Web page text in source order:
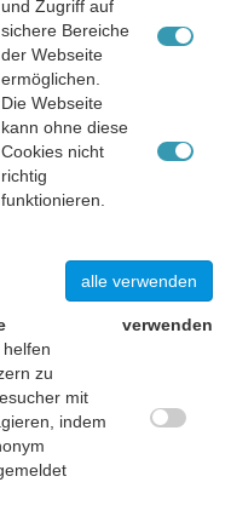
und Zugriff auf
sichere Bereiche
der Webseite
ermöglichen.
Die Webseite
kann ohne diese
Cookies nicht
richtig
funktionieren.
alle verwenden
verwenden
zu
mit
indem